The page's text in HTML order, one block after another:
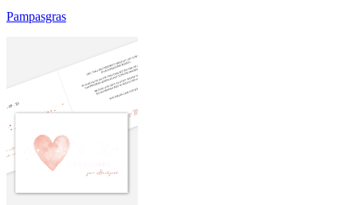
Pampasgras